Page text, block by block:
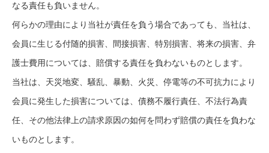
なる責任も負いません。
何らかの理由により当社が責任を負う場合であっても、当社は、
会員に生じる付随的損害、間接損害、特別損害、将来の損害、弁
護士費用については、賠償する責任を負わないものとします。
当社は、天災地変、騒乱、暴動、火災、停電等の不可抗力により
会員に発生した損害については、債務不履行責任、不法行為責
任、その他法律上の請求原因の如何を問わず賠償の責任を負わな
いものとします。